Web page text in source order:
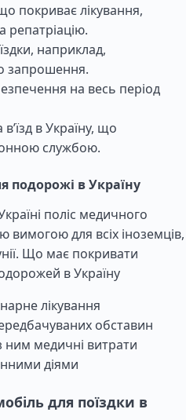
покриває лікування,
репатріацію.
наприклад,
запрошення.
на весь період
в Україну, що
службою.
подорожі в Україну
поліс медичного
вимогою для всіх іноземців,
Що має покривати
в Україну
лікування
обставин
ним медичні витрати
діями
для поїздки в